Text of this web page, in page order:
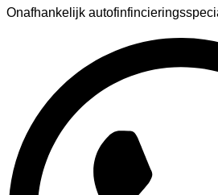
Onafhankelijk